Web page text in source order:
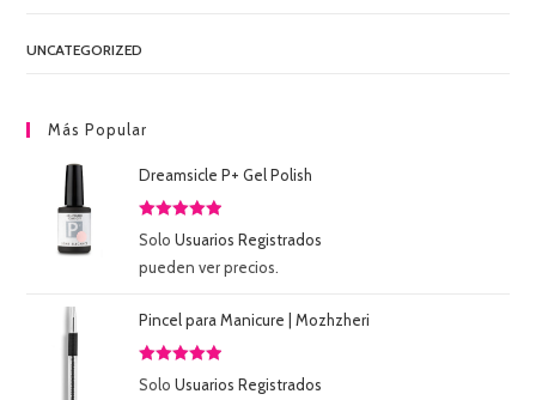
UNCATEGORIZED
Más Popular
Dreamsicle P+ Gel Polish
Valorado
5
SoloUsuarios Registrados
pueden ver precios.
Pincel para Manicure | Mozhzheri
Valorado
SoloUsuarios Registrados